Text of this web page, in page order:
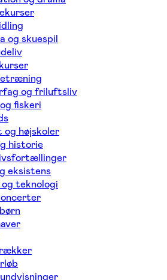
og skuespil
og friluftsliv
fiskeri
og højskoler
historie
eksistens
teknologi